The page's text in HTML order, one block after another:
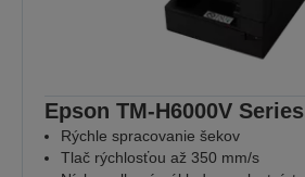
Epson TM-H6000V Series
Rýchle spracovanie šekov
Tlač rýchlosťou až 350 mm/s